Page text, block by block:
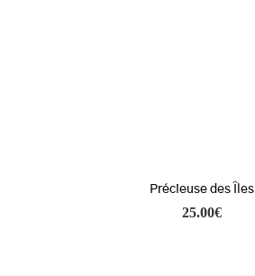
Précieuse des Îles
25.00€